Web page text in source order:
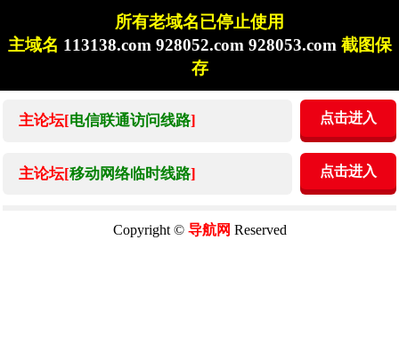
所有老域名已停止使用
主域名 113138.com 928052.com 928053.com 截图保
存
主论坛[电信联通访问线路] 点击进入
主论坛[移动网络临时线路] 点击进入
Copyright © 导航网 Reserved